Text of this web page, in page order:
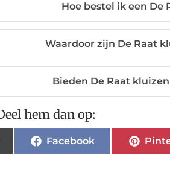
Hoe bestel ik een De
Waardoor zijn De Raat
Bieden De Raat
hem dan op:
Facebook